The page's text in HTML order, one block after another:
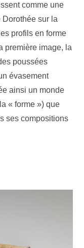
comme une
sur la
profils en forme
première image, la
poussées
évasement
ainsi un monde
« forme ») que
ses compositions